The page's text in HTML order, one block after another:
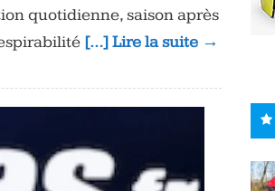
quotidienne, saison après
[…] Lire la suite →